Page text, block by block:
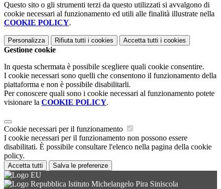
Questo sito o gli strumenti terzi da questo utilizzati si avvalgono di
cookie necessari al funzionamento ed utili alle finalità illustrate nella
COOKIE POLICY.
Personalizza Rifiuta tutti i cookies Accetta tutti i cookies
Gestione cookie
In questa schermata è possibile scegliere quali cookie consentire.
I cookie necessari sono quelli che consentono il funzionamento della
piattaforma e non è possibile disabilitarli.
Per conoscere quali sono i cookie necessari al funzionamento potete
visionare la COOKIE POLICY.
Cookie necessari per il funzionamento
I cookie necessari per il funzionamento non possono essere
disabilitati. È possibile consultare l'elenco nella pagina della cookie
policy.
Accetta tutti Salva le preferenze
Istituto Michelangelo Pira Siniscola